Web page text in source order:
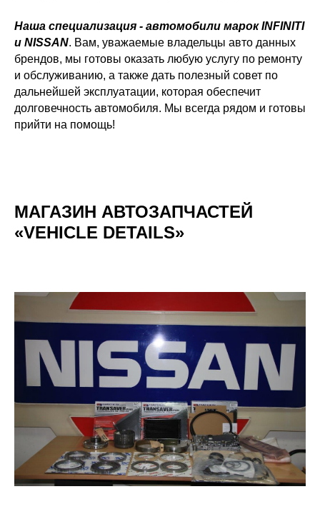
Наша специализация - автомобили марок INFINITI
и NISSAN. Вам, уважаемые владельцы авто данных
брендов, мы готовы оказать любую услугу по ремонту
и обслуживанию, а также дать полезный совет по
дальнейшей эксплуатации, которая обеспечит
долговечность автомобиля. Мы всегда рядом и готовы
прийти на помощь!
МАГАЗИН АВТОЗАПЧАСТЕЙ
«VEHICLE DETAILS»